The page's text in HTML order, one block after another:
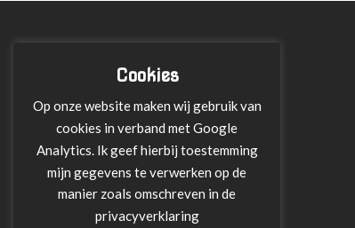
INFORMATIE
Over ons
Leveringen
Betalen met Klarna
Algemene Voorwaarden
Verzending
Privacy verklaring
Cookies
Op onze website maken wij gebruik van
cookies in verband met Google
Analytics. Ik geef hierbij toestemming
mijn gegevens te verwerken op de
manier zoals omschreven in de
privacyverklaring